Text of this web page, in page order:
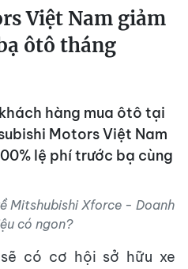
Việt Nam giảm
ôtô tháng
hàng mua ôtô tại
Motors Việt Nam
lệ phí trước bạ cùng
Mitshubishi Xforce - Doanh
có ngon?
có cơ hội sở hữu xe